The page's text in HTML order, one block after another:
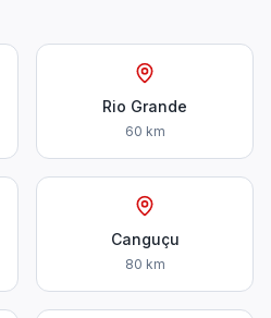
Rio Grande
60 km
Canguçu
80 km